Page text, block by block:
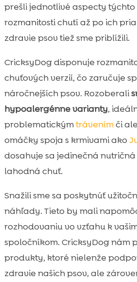
prešli jednotlivé aspecty
rozmanitosti chutí až po ich
zdravie psov tiež sme priblížili.
CricksyDog disponuje
chuťových verzií, čo zaručuje
náročnejších psov. Rozoberali
hypoalergénne varianty,
problematickýmtrávenímči
omáčky spoja s krmivami ako
dosahuje sa jedinečná
lahodná chuť.
Snažili sme sa poskytnúť
náhľady. Tieto by mali
rozhodovaniu vo vzťahu k
spoločníkom. CricksyDog nám
produkty, ktoré nielenže
zdravie našich psov, ale